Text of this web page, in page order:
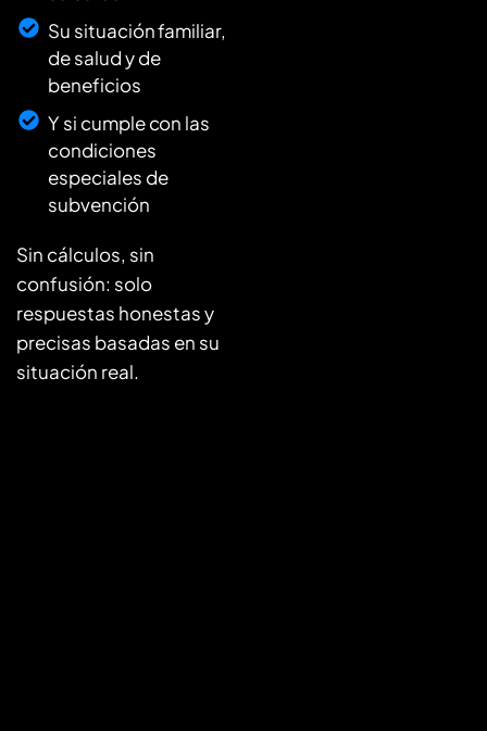
Su situación familiar,
de salud y de
beneficios
Y si cumple con las
condiciones
especiales de
subvención
Sin cálculos, sin
confusión: solo
respuestas honestas y
precisas basadas en su
situación real.